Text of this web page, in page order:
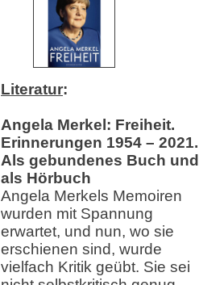
Literatur:
Angela Merkel: Freiheit.
Erinnerungen 1954 – 2021.
Als gebundenes Buch und
als Hörbuch
Angela Merkels Memoiren
wurden mit Spannung
erwartet, und nun, wo sie
erschienen sind, wurde
vielfach Kritik geübt. Sie sei